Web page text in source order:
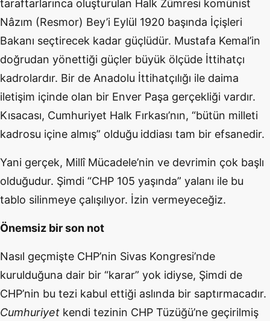
taraftarlarınca oluşturulan Halk Zümresi komünist
Nâzım (Resmor) Bey’i Eylül 1920 başında İçişleri
Bakanı seçtirecek kadar güçlüdür. Mustafa Kemal’in
doğrudan yönettiği güçler büyük ölçüde İttihatçı
kadrolardır. Bir de Anadolu İttihatçılığı ile daima
iletişim içinde olan bir Enver Paşa gerçekliği vardır.
Kısacası, Cumhuriyet Halk Fırkası’nın, “bütün milleti
kadrosu içine almış” olduğu iddiası tam bir efsanedir.
Yani gerçek, Millî Mücadele’nin ve devrimin çok başlı
olduğudur. Şimdi “CHP 105 yaşında” yalanı ile bu
tablo silinmeye çalışılıyor. İzin vermeyeceğiz.
Önemsiz bir son not
Nasıl geçmişte CHP’nin Sivas Kongresi’nde
kurulduğuna dair bir “karar” yok idiyse, Şimdi de
CHP’nin bu tezi kabul ettiği aslında bir saptırmacadır.
Cumhuriyet kendi tezinin CHP Tüzüğü’ne geçirilmiş